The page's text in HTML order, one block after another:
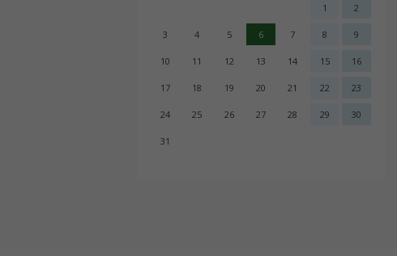
1 2
3 4 5 6 7 8 9
10 11 12 13 14 15 16
17 18 19 20 21 22 23
24 25 26 27 28 29 30
31